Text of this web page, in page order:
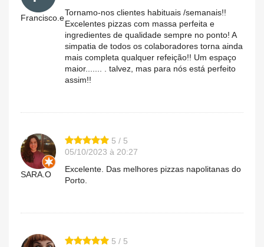
Francisco.e
Tornamo-nos clientes habituais /semanais!!
Excelentes pizzas com massa perfeita e
ingredientes de qualidade sempre no ponto! A
simpatia de todos os colaboradores torna ainda
mais completa qualquer refeição!! Um espaço
maior....... . talvez, mas para nós está perfeito
assim!!
SARA.O
5 / 5
05/10/2023 à 20:27
Excelente. Das melhores pizzas napolitanas do
Porto.
5 / 5